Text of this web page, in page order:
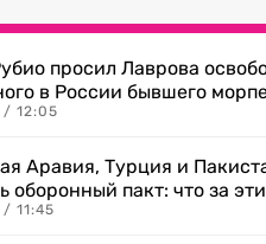
просил Лаврова
в России бывшего
12:05
Аравия, Турция и
оборонный пакт: что за
11:45